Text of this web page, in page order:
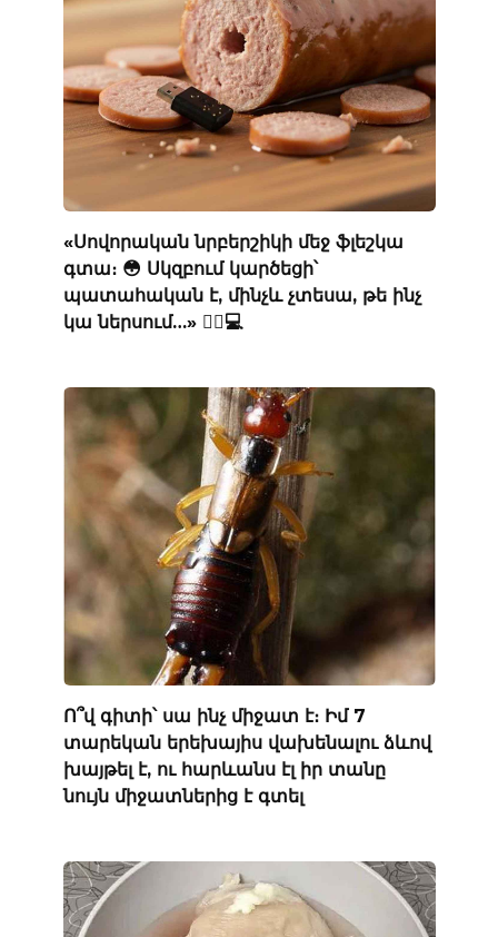
«Սովորական նրբերշիկի մեջ ֆլեշկա
գտա։ 😳 Սկզբում կարծեցի՝
պատահական է, մինչև չտեսա, թե ինչ
կա ներսում…» 🕵️‍♂️💻
Ո՞վ գիտի՝ սա ինչ միջատ է։ Իմ 7
տարեկան երեխայիս վախենալու ձևով
խայթել է, ու հարևանս էլ իր տանը
նույն միջատներից է գտել